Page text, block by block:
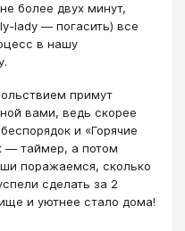
более двух минут,
lady — погасить) все
в нашу
примут
вами, ведь скорее
и «Горячие
— таймер, а потом
поражаемся, сколько
сделать за 2
и уютнее стало дома!